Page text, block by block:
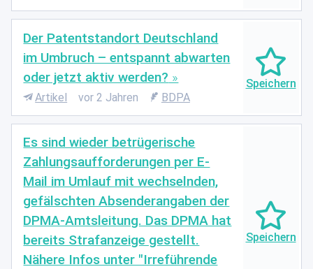
Der Patentstandort Deutschland
im Umbruch – entspannt abwarten
oder jetzt aktiv werden?
Artikel vor 2 Jahren BDPA
Es sind wieder betrügerische
Zahlungsaufforderungen per E-
Mail im Umlauf mit wechselnden,
gefälschten Absenderangaben der
DPMA-Amtsleitung. Das DPMA hat
bereits Strafanzeige gestellt.
Nähere Infos unter "Irreführende